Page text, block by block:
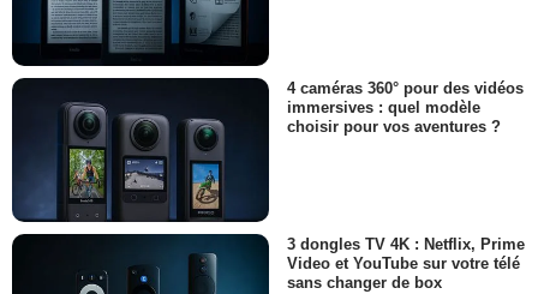
4 caméras 360° pour des vidéos
immersives : quel modèle
choisir pour vos aventures ?
3 dongles TV 4K : Netflix, Prime
Video et YouTube sur votre télé
sans changer de box